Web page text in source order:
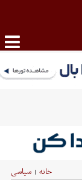
خانه | سیاسی